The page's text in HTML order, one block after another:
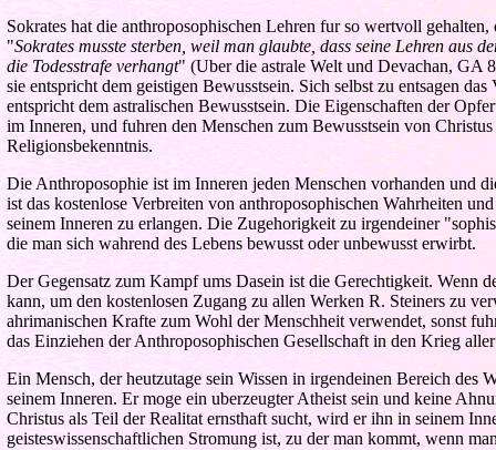
Sokrates hat die anthroposophischen Lehren fur so wertvoll
"Sokrates musste sterben, weil man glaubte, dass seine Lehren aus
die Todesstrafe verhangt" (Uber die astrale Welt und Devachan, GA
sie entspricht dem geistigen Bewusstsein. Sich selbst zu entsagen
entspricht dem astralischen Bewusstsein. Die Eigenschaften der
im Inneren, und fuhren den Menschen zum Bewusstsein von
Religionsbekenntnis.
Die Anthroposophie ist im Inneren jeden Menschen vorhanden und
ist das kostenlose Verbreiten von anthroposophischen Wahrheiten
seinem Inneren zu erlangen. Die Zugehorigkeit zu irgendeiner
die man sich wahrend des Lebens bewusst oder unbewusst erwirbt.
Der Gegensatz zum Kampf ums Dasein ist die Gerechtigkeit. Wenn
kann, um den kostenlosen Zugang zu allen Werken R. Steiners zu
ahrimanischen Krafte zum Wohl der Menschheit verwendet, sonst
das Einziehen der Anthroposophischen Gesellschaft in den Krieg
Ein Mensch, der heutzutage sein Wissen in irgendeinen Bereich des
seinem Inneren. Er moge ein uberzeugter Atheist sein und keine
Christus als Teil der Realitat ernsthaft sucht, wird er ihn in seinem
geisteswissenschaftlichen Stromung ist, zu der man kommt, wenn